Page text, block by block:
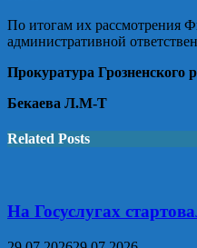
По итогам их рассмотрения
административной
Прокуратура Грозненского
Бекаева Л.М-Т
Related Posts
На Госуслугах